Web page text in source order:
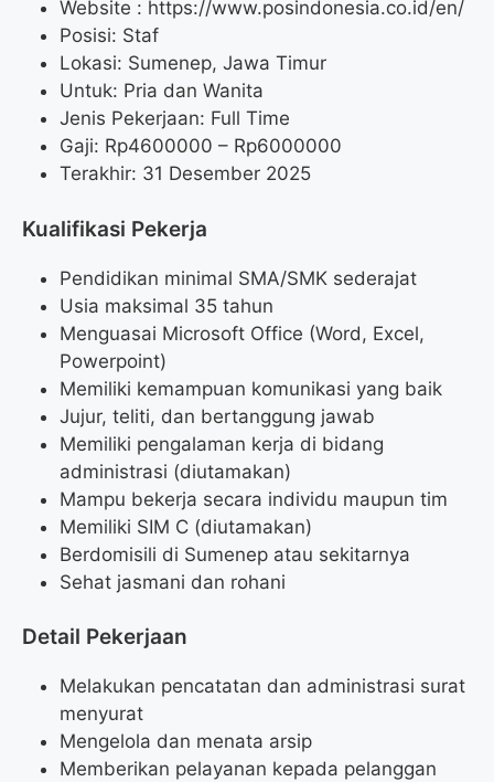
Website : https://www.posindonesia.co.id/en/
Posisi: Staf
Lokasi: Sumenep, Jawa Timur
Untuk: Pria dan Wanita
Jenis Pekerjaan: Full Time
Gaji: Rp4600000 – Rp6000000
Terakhir: 31 Desember 2025
Kualifikasi Pekerja
Pendidikan minimal SMA/SMK sederajat
Usia maksimal 35 tahun
Menguasai Microsoft Office (Word, Excel,
Powerpoint)
Memiliki kemampuan komunikasi yang baik
Jujur, teliti, dan bertanggung jawab
Memiliki pengalaman kerja di bidang
administrasi (diutamakan)
Mampu bekerja secara individu maupun tim
Memiliki SIM C (diutamakan)
Berdomisili di Sumenep atau sekitarnya
Sehat jasmani dan rohani
Detail Pekerjaan
Melakukan pencatatan dan administrasi surat
menyurat
Mengelola dan menata arsip
Memberikan pelayanan kepada pelanggan